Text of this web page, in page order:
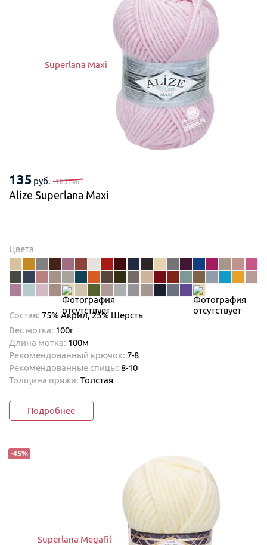
Superlana Maxi
135 руб. 183руб.
Alize Superlana Maxi
Цвета
Состав: 75% Акрил,25% Шерсть
Вес мотка: 100г
Длина мотка: 100м
Рекомендованный крючок: 7-8
Рекомендованные спицы: 8-10
Толщина пряжи: Толстая
Подробнее
-45%
Superlana Megafil